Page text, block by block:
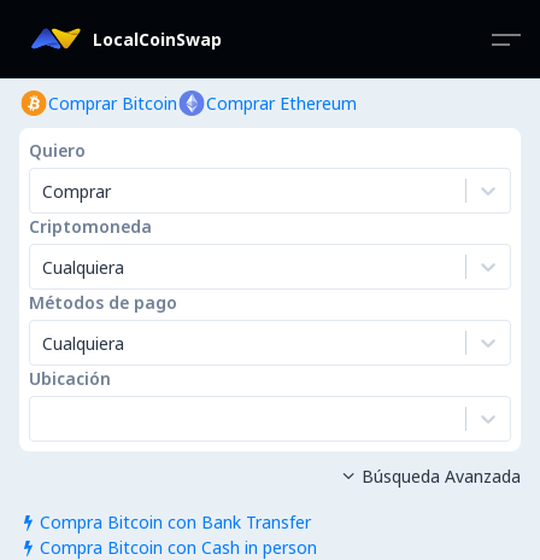
LocalCoinSwap
Comprar Bitcoin Comprar Ethereum
Quiero
Comprar
Criptomoneda
Cualquiera
Métodos de pago
Cualquiera
Ubicación
 Compra Bitcoin con Bank Transfer
 Compra Bitcoin con Cash in person
 Búsqueda Avanzada